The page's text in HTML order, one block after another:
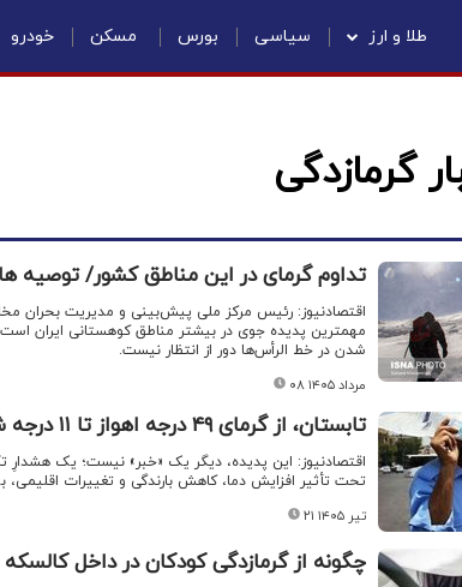
طلا و ارز سیاسی بورس مسکن خودرو
گرمازدگی
​تداوم گرمای در این مناطق کشور/ توصیه
اقتصادنیوز: رئیس مرکز ملی پیش‌بینی و مدیریت بحران
مهمترین پدیده جوی در بیشتر مناطق کوهستانی ایران
شدن در خط الرأس‌ها دور از انتظار نیست.
۰۸ مرداد ۱۴۰۵
تابستان، از گرمای ۴۹ درجه اهواز تا ۱۱ درجه شهرکرد
اقتصادنیوز: این پدیده، دیگر یک «خبر» نیست؛ یک
تحت تأثیر افزایش دما، کاهش بارندگی و تغییرات
۲۱ تیر ۱۴۰۵
چگونه از گرمازدگی کودکان در داخل